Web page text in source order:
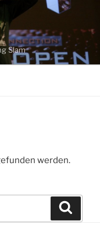
Slam
werden.